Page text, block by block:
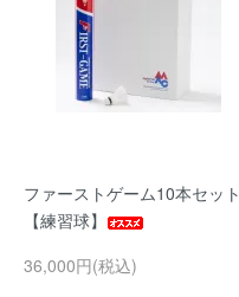
ファーストゲーム10本セット
【練習球】
36,000円(税込)